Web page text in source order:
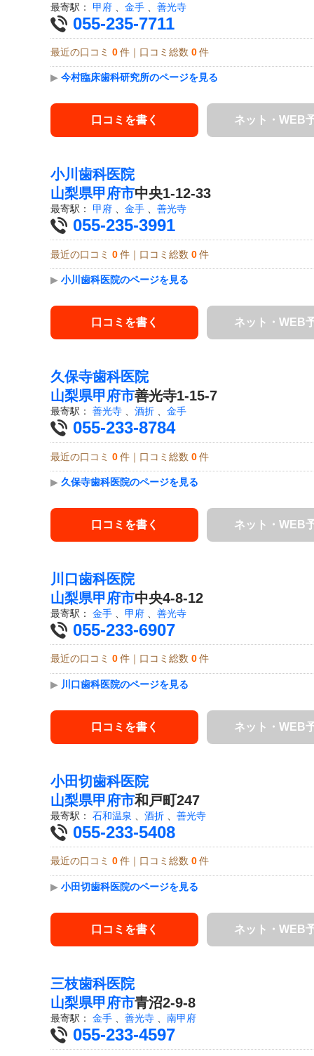
最寄駅： 甲府 金手 善光寺
055-235-7711
最近の口コミ 0 件｜口コミ総数 0 件
▶ 今村臨床歯科研究所のページを見る
口コミを書く ネット・WEB
小川歯科医院
山梨県甲府市中央1-12-33
最寄駅： 甲府 、 金手 、 善光寺
055-235-3991
最近の口コミ 0 件｜口コミ総数 0 件
▶ 小川歯科医院のページを見る
口コミを書く ネット・WEB
久保寺歯科医院
山梨県甲府市善光寺1-15-7
最寄駅： 善光寺 、 酒折 、 金手
055-233-8784
最近の口コミ 0 件｜口コミ総数 0 件
▶ 久保寺歯科医院のページを見る
口コミを書く ネット・WEB
川口歯科医院
山梨県甲府市中央4-8-12
最寄駅： 金手 甲府 善光寺
055-233-6907
最近の口コミ 0 件｜口コミ総数 0 件
▶ 川口歯科医院のページを見る
口コミを書く ネット・WEB
小田切歯科医院
山梨県甲府市和戸町247
最寄駅： 石和温泉 酒折 善光寺
055-233-5408
最近の口コミ 0 件｜口コミ総数 0 件
▶ 小田切歯科医院のページを見る
口コミを書く ネット・WEB
三枝歯科医院
山梨県甲府市青沼2-9-8
最寄駅： 金手 善光寺 南甲府
055-233-4597